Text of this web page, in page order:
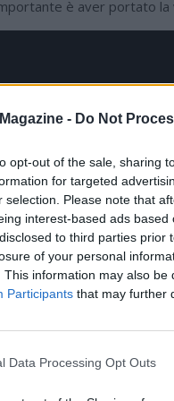
- Do Not
opt-out of the sale, sharing
for targeted
selection. Please note that
interest-based ads
to third parties prior
of your personal
This information may also
Participants that may further
Data Processing Opt Outs
è aver portato la